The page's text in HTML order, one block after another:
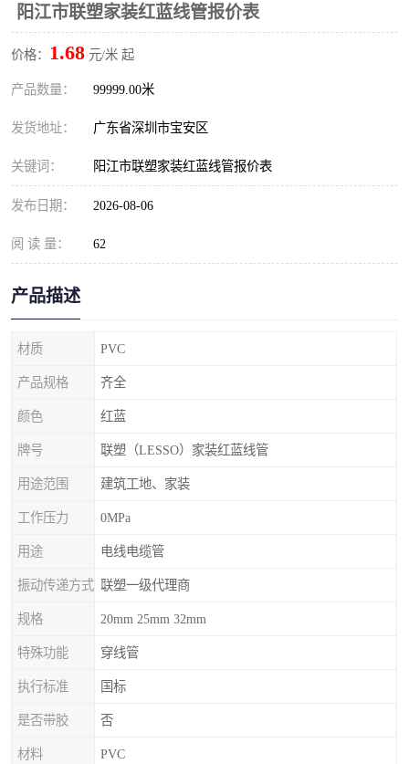
阳江市联塑家装红蓝线管报价表
价格： 1.68 元/米 起
产品数量： 99999.00米
发货地址： 广东省深圳市宝安区
关键词： 阳江市联塑家装红蓝线管报价表
发布日期： 2026-08-06
阅 读 量： 62
产品描述
材质 PVC
产品规格 齐全
颜色 红蓝
牌号 联塑（LESSO）家装红蓝线管
用途范围 建筑工地、家装
工作压力 0MPa
用途 电线电缆管
振动传递方式 联塑一级代理商
规格 20mm 25mm 32mm
特殊功能 穿线管
执行标准 国标
是否带胶 否
材料 PVC